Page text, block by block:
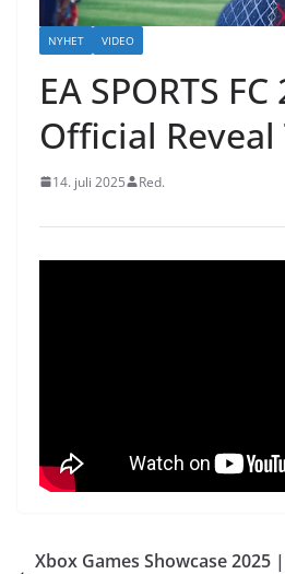
NYHET VIDEO
EA SPORTS
Official
14. juli 2025 Red.
Xbox Games Showcase 2025